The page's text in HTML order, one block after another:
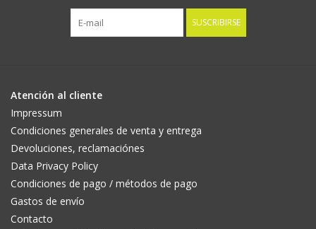
SUSCRIBIRSE
Atención al cliente
Impressum
Condiciones generales de venta y entrega
Devoluciones, reclamaciónes
Data Privacy Policy
Condiciones de pago / métodos de pago
Gastos de envío
Contacto